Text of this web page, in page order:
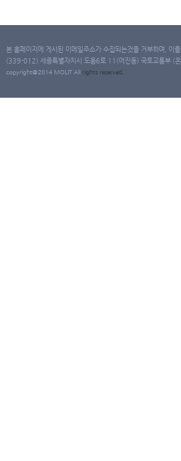
본 홈페이지에 게시된 이메일주소가 수집되는것을 거부하며, 이
(339-012) 세종특별자치시 도움6로 11(어진동) 국토교통
copyright@2014 MOLIT All rights reserved.